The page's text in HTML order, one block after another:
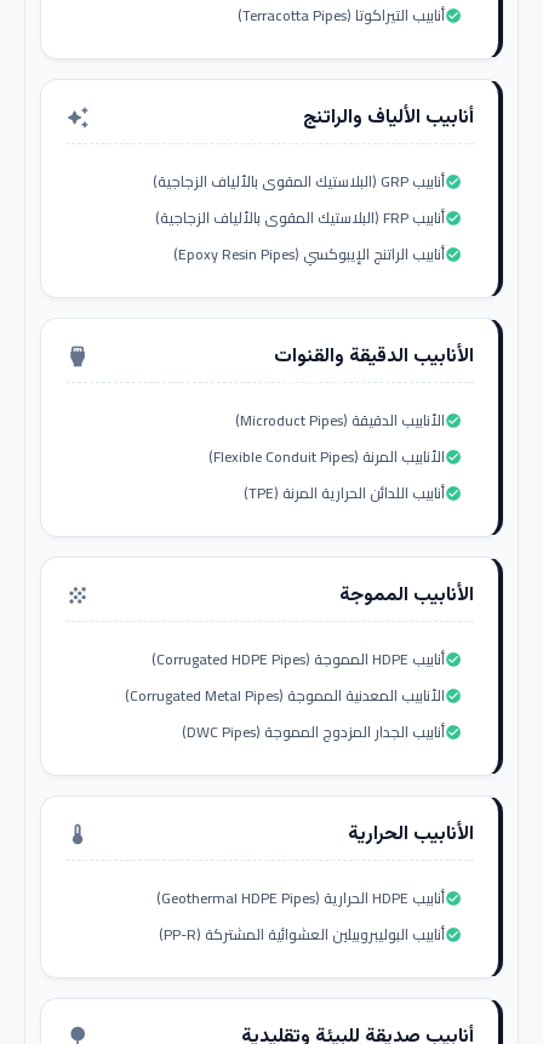
أنابيب التيراكوتا (Terracotta Pipes)check_circle
أنابيب الألياف والراتنج auto_awesome
أنابيب GRP (البلاستيك المقوى بالألياف الزجاجية)check_circle
أنابيب FRP (البلاستيك المقوى بالألياف الزجاجية)check_circle
أنابيب الراتنج الإيبوكسي (Epoxy Resin Pipes)check_circle
الأنابيب الدقيقة والقنوات settings_input_hdmi
الأنابيب الدقيقة (Microduct Pipes)check_circle
الأنابيب المرنة (Flexible Conduit Pipes)check_circle
أنابيب اللدائن الحرارية المرنة (TPE)check_circle
الأنابيب المموجة grain
أنابيب HDPE المموجة (Corrugated HDPE Pipes)check_circle
الأنابيب المعدنية المموجة (Corrugated Metal Pipes)check_circle
أنابيب الجدار المزدوج المموجة (DWC Pipes)check_circle
الأنابيب الحرارية thermostat
أنابيب HDPE الحرارية (Geothermal HDPE Pipes)check_circle
أنابيب البوليبروبيلين العشوائية المشتركة (PP-R)check_circle
أنابيب صديقة للبيئة وتقليدية nature